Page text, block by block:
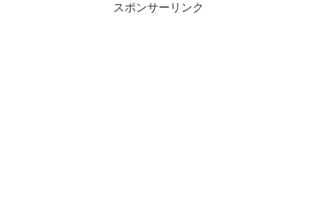
スポンサーリンク